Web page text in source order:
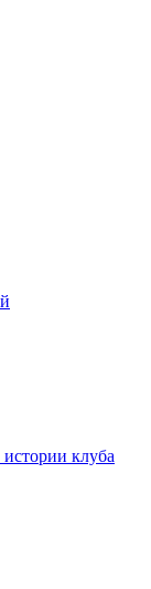
клуба